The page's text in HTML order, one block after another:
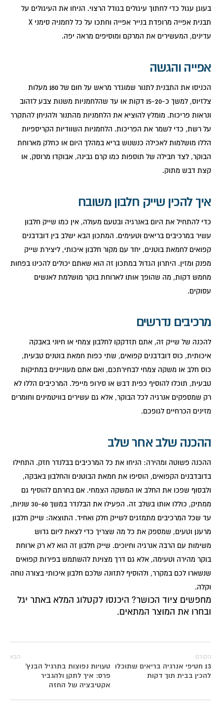
בעוגן עגול כדי לחתוך עיגולים בגודל הרצוי. הניחו את העיגולים על
תבנית אפייה מרופדת בנייר אפייה וחתכו על כל לחמניה סימני X
עדינים, המעשירים את המרקם ומוסיפים מראה יפה.
אפייה והגשה
הכניסו את התבנית לתנור שמוגדר מראש על חום של 180 מעלות
צלזיוס, למשך כ-15-20 דקות או עד שהלחמניות משנות צבע לזהוב
ונראות פריכות. מומלץ להוציא את הלחמניות מהתנור ולהניחן להתקרר
על רשת, כדי לשמר את הפריכות. הלחמניות השוודיות הקריספיות
הללו מושלמות לאכילה כנשנוש בריא במהלך היום או כחלק מארוחת
הבוקר, לצד חבילה של תוספות כמו קרם גבינה, אבוקדו מרוסק, או
קצת דבש מתוק.
איך להכין שייק חלבון משובח
כדי להתחיל את היום באנרגיה ובטעם מעולה, אין כמו שייק חלבון
עשיר במרכיבים בריאים וטעימים. המתכון הבא ישלב בין דובדבנים
קפואים לחמאת בוטנים, יחד עם מקור חלבון איכותי, ליצירת שייק
מפנק ומזין. היתרון הגדול במתכון זה הוא שאתם יכולים להכינו בפחות
מחמש דקות, מה שהופך אותו לארוחת בוקר מושלמת לאנשים
עסוקים.
מרכיבים נדרשים
להכנה של שייק זה, אתם תזדקקו לחלבון צמחי או חיוני באבקה
איכותית, כוס דובדבנים קפואים, שתי כפות חמאת בוטנים טבעית,
כוס חלב או משקה צמחי לבחירתכם, ואם אתם מעוניינים במתיקות
טבעית, תוכלו להוסיף כפית דבש או סירופ מייפל. המרכיבים הללו לא
רק שמספקים אנרגיה לכל הבוקר, אלא גם עשירים בוויטמינים וחומרים
מזינים הכרחיים לגופכם.
ההכנה שלב אחר שלב
ההכנה פשוטה ומהירה: הניחו את כל המרכיבים בבלנדר חזק. התחילו
בדובדבנים הקפואים, הוסיפו את חמאת הבוטנים והחלבון באבקה,
ולבסוף שפכו את החלב או המשקה הצמחי. אם בחרתם להוסיף גם
ממתיק, כוללו אותו בשלב זה. הפעילו את הבלנדר במשך 30-60 שניות,
עד שכל המרכיבים מתמזגים לשייק חלק ואחיד. התוצאה: שייק חלבון
מרענן וטעים, שמספק את כל מה שצריך כדי לצאת ליום גדוש
משימות עם הרבה אנרגיה וחיוכים. שייק חלבון זה הוא לא רק ארוחת
בוקר מהירה וטעימה, אלא גם דרך מצוינת להשתמש בפירות קפואים
שנשארו לכם במקרר, ולהוסיף לתזונה שלכם חלבון איכותי בצורה נוחה
וקלה.
מחפשים ציוד הכושר? היכנסו לקטלוג המלא באתר יגל
ובחרו את המוצר המתאים.
הקודם
13 חטיפי אנרגיה בריאים שתוכלו
להכין בבית תוך דקות
הבא
טעויות נפוצות בתרגיל הבנץ'
פרס: איך לתקן ולהגביר
אקטיבציה של החזה